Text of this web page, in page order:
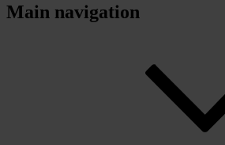
Main navigation